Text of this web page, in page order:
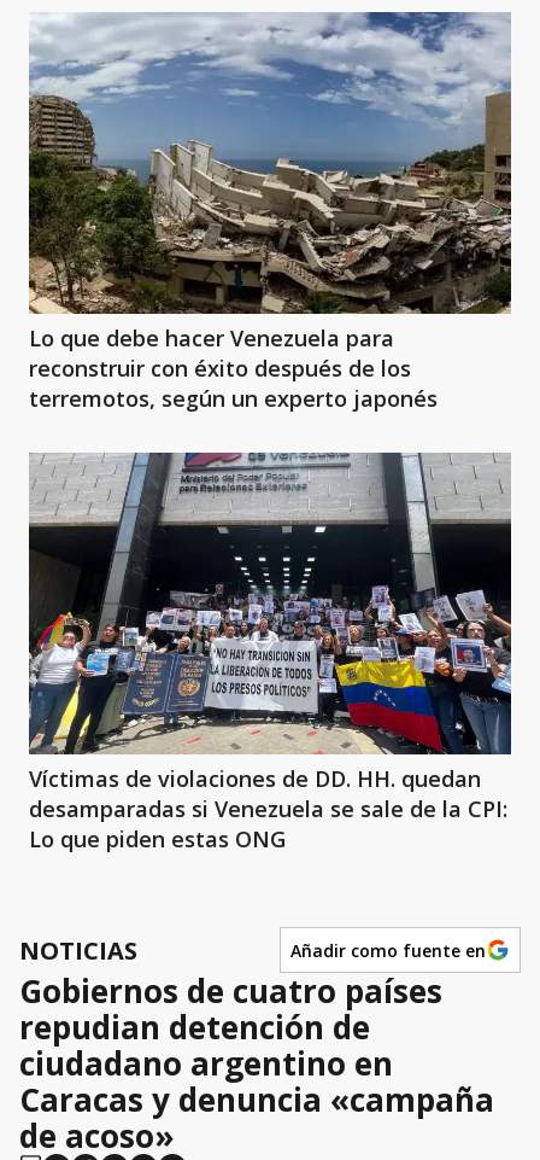
Lo que debe hacer Venezuela para
reconstruir con éxito después de los
terremotos, según un experto japonés
Víctimas de violaciones de DD. HH. quedan
desamparadas si Venezuela se sale de la CPI:
Lo que piden estas ONG
NOTICIAS Añadir como fuente en
Gobiernos de cuatro países
repudian detención de
ciudadano argentino en
Caracas y denuncia «campaña
de acoso»